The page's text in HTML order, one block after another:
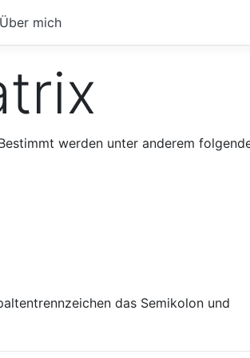
Über mich
werden unter anderem
das Semikolon und